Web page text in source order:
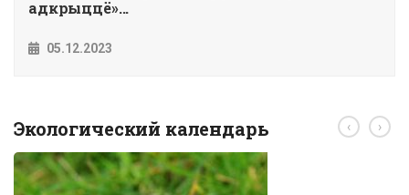
адкрыццё»...
05.12.2023
Экологический календарь ‹ ›